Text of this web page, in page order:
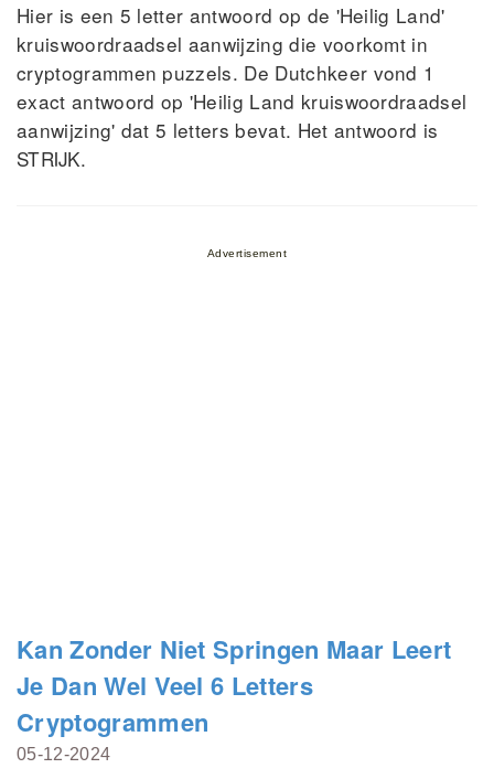
Hier is een 5 letter antwoord op de 'Heilig Land'
kruiswoordraadsel aanwijzing die voorkomt in
cryptogrammen puzzels. De Dutchkeer vond 1
exact antwoord op 'Heilig Land kruiswoordraadsel
aanwijzing' dat 5 letters bevat. Het antwoord is
STRĲK.
Advertisement
Kan Zonder Niet Springen Maar Leert
Je Dan Wel Veel 6 Letters
Cryptogrammen
05-12-2024